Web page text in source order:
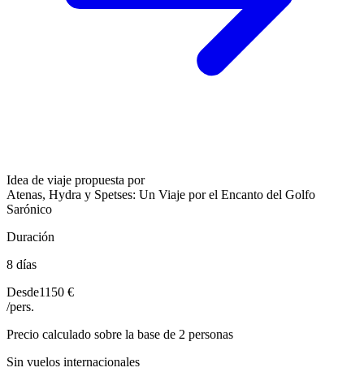
Idea de viaje propuesta por
Atenas, Hydra y Spetses: Un Viaje por el Encanto del Golfo
Sarónico
Duración
8 días
Desde1150 €
/pers.
Precio calculado sobre la base de 2 personas
Sin vuelos internacionales